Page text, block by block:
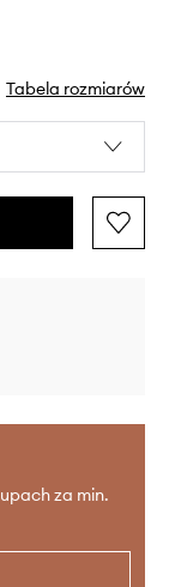
Tabela rozmiarów
za min.